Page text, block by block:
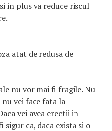
in plus va reduce riscul
atat de redusa de
nu vor mai fi fragile. Nu
vei face fata la
vei avea erectii in
ca, daca exista si o